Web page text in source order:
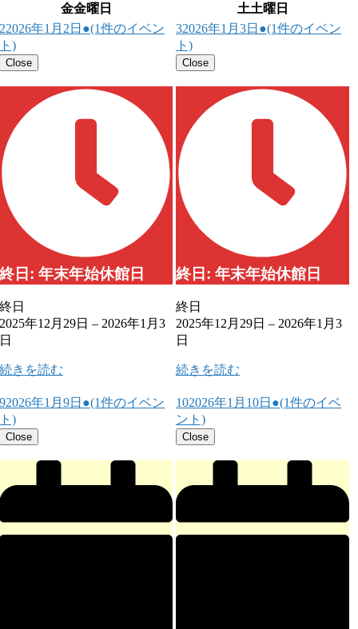
金金曜日 土土曜日
22026年1月2日 ●(1件のイベン
ト)
Close
終日: 年末年始休館日
終日
2025年12月29日 – 2026年1月3
日
続きを読む
32026年1月3日 ●(1件のイベン
ト)
Close
終日: 年末年始休館日
終日
2025年12月29日 – 2026年1月3
日
続きを読む
92026年1月9日 ●(1件のイベン
ト)
Close
102026年1月10日 ●(1件のイベ
ント)
Close